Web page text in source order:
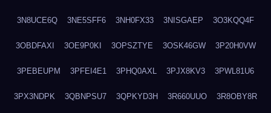
3N8UCE6Q 3NE5SFF6 3NH0FX33 3NISGAEP 3O3KQQ4F
3OBDFAXI 3OE9P0KI 3OPSZTYE 3OSK46GW 3P20H0VW
3PEBEUPM 3PFEI4E1 3PHQ0AXL 3PJX8KV3 3PWL81U6
3PX3NDPK 3QBNPSU7 3QPKYD3H 3R660UUO 3R8OBY8R